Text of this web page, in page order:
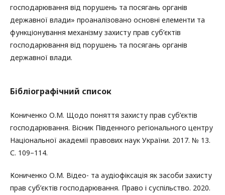
господарювання від порушень та посягань органів
державної влади» проаналізовано основні елементи та
функціонування механізму захисту прав суб’єктів
господарювання від порушень та посягань органів
державної влади.
Бібліографічний список
Кониченко О.М. Щодо поняття захисту прав суб’єктів
господарювання. Вісник Південного регіонального центру
Національної академії правових наук України. 2017. № 13.
С. 109–114.
Кониченко О.М. Відео- та аудіофіксація як засоби захисту
прав суб’єктів господарювання. Право і суспільство. 2020.